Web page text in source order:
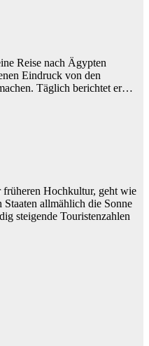
Reise nach Ägypten
Eindruck von den
Täglich berichtet er…
Hochkultur, geht wie
allmählich die Sonne
steigende Touristenzahlen